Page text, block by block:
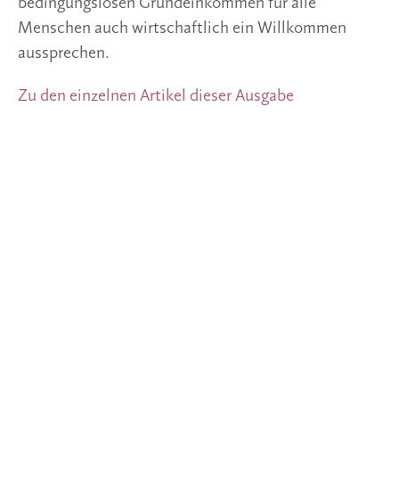
bedingungslosen Grundeinkommen für alle
Menschen auch wirtschaftlich ein Willkommen
aussprechen.
Zu den einzelnen Artikel dieser Ausgabe